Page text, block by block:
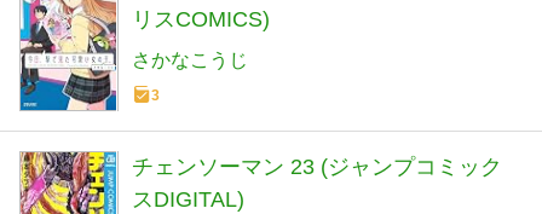
リスCOMICS)
さかなこうじ
3
チェンソーマン 23 (ジャンプコミック
スDIGITAL)